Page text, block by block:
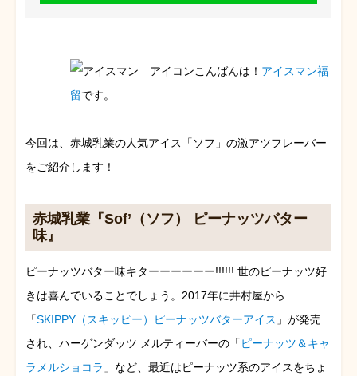
こんばんは！ アイスマン福
留です。
今回は、赤城乳業の人気アイス「ソフ」の激アツフレーバー
をご紹介します！
赤城乳業『Sof’（ソフ） ピーナッツバター
味』
ピーナッツバター味キターーーーーー!!!!!! 世のピーナッツ好
きは喜んでいることでしょう。2017年に井村屋から
「SKIPPY（スキッピー）ピーナッツバターアイス 」が発売
され、ハーゲンダッツ メルティーバーの「 ピーナッツ＆キャ
ラメルショコラ 」など、最近はピーナッツ系のアイスをちょ